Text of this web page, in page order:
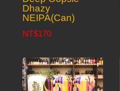
Dhazy
NEIPA(Can)
NT$170